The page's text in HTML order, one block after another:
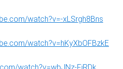
watch?v=-xLSrgh8Bns
watch?v=hKyXbOFBzkE